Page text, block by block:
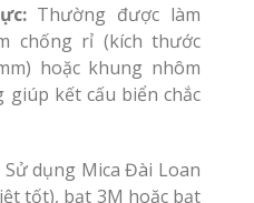
Thường được làm
chống rỉ (kích thước
hoặc khung nhôm
giúp kết cấu biển chắc
Sử dụng Mica Đài Loan
tốt), bạt 3M hoặc bạt